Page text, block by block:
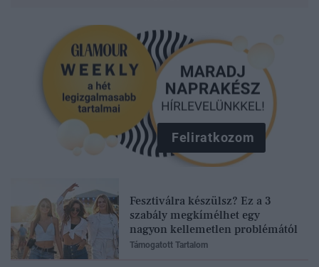
Feliratkozom
Fesztiválra készülsz? Ez a 3
szabály megkímélhet egy
nagyon kellemetlen problémától
Támogatott Tartalom